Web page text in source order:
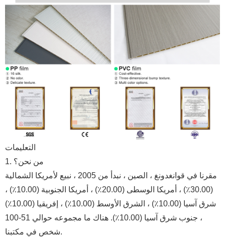
التعليمات
1. من نحن؟
مقرنا في قوانغدونغ ، الصين ، نبدأ من 2005 ، نبيع لأمريكا الشمالية
(30.00٪) ، أمريكا الوسطى (20.00٪) ، أمريكا الجنوبية (10.00٪) ،
شرق آسيا (10.00٪) ، الشرق الأوسط (10.00٪) ، إفريقيا (10.00٪)
، جنوب شرق آسيا (10.00٪). هناك ما مجموعه حوالي 51-100
شخص في مكتبنا.